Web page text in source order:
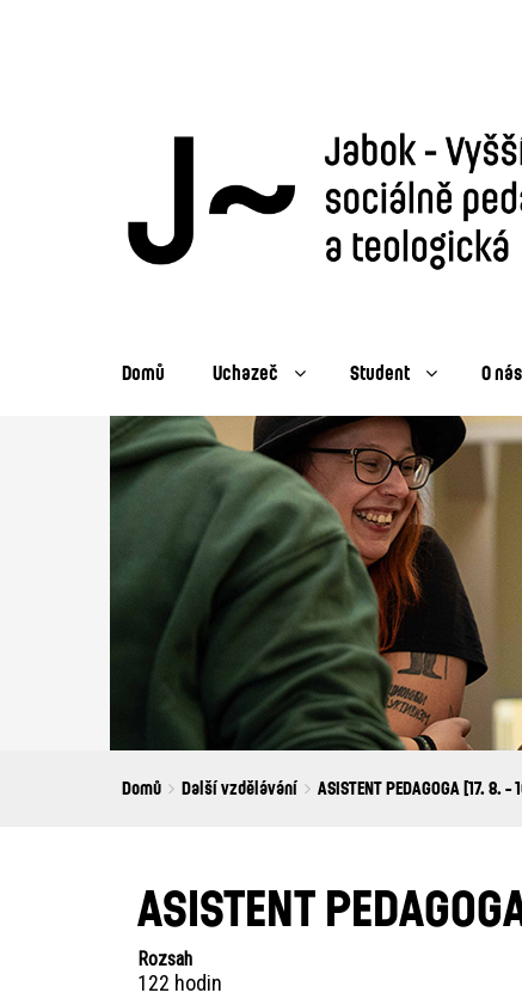
Domů Uchazeč Student O nás
Breadcrumbs
You
Domů Další vzdělávání ASISTENT PEDAGOGA [17. 8. -
ASISTENT
Rozsah
122 hodin